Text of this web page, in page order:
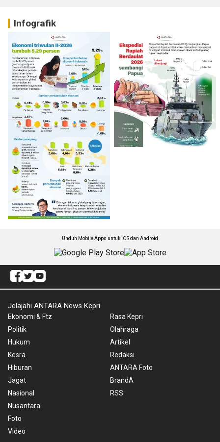
Infografik
Unduh Mobile Apps untuk iOS dan Android
Jelajahi ANTARA News Kepri
Ekonomi & Ftz
Politik
Hukum
Kesra
Hiburan
Jagat
Nasional
Nusantara
Foto
Video
Rasa Kepri
Olahraga
Artikel
Redaksi
ANTARA Foto
BrandA
RSS